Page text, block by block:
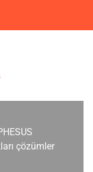
çözümler